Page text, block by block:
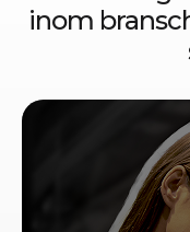
inom